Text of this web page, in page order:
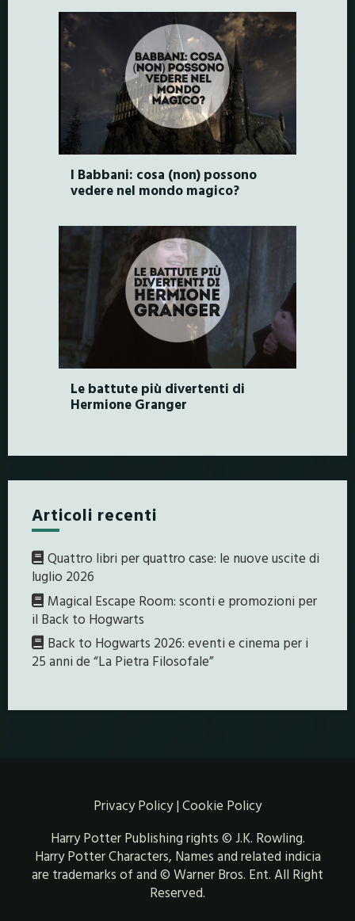
I Babbani: cosa (non) possono
vedere nel mondo magico?
Le battute più divertenti di
Hermione Granger
Articoli recenti
Quattro libri per quattro case: le nuove uscite di
luglio 2026
Magical Escape Room: sconti e promozioni per
il Back to Hogwarts
Back to Hogwarts 2026: eventi e cinema per i
25 anni de “La Pietra Filosofale”
Privacy Policy| Cookie Policy
Harry Potter Publishing rights © J.K. Rowling.
Harry Potter Characters, Names and related indicia
are trademarks of and © Warner Bros. Ent. All Right
Reserved.